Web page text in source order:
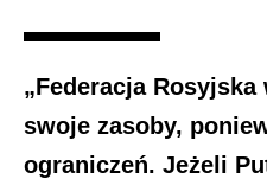
„Federacja Rosyjska
swoje zasoby,
ograniczeń. Jeżeli